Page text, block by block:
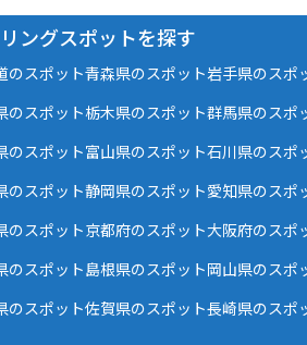
ングスポットを探す
のスポット青森県のスポット岩手県のスポ
のスポット栃木県のスポット群馬県のスポ
のスポット富山県のスポット石川県のスポ
のスポット静岡県のスポット愛知県のスポ
のスポット京都府のスポット大阪府のスポ
のスポット島根県のスポット岡山県のスポ
のスポット佐賀県のスポット長崎県のスポ